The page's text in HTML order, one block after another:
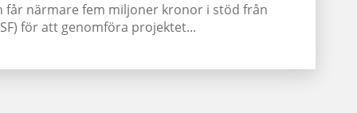
får närmare fem miljoner kronor i stöd från
för att genomföra projektet...